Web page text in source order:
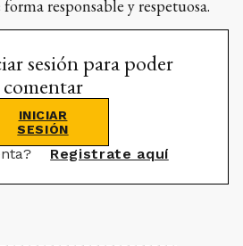
responsable y respetuosa.
sesión para poder
comentar
INICIAR
SESIÓN
Registrate aquí